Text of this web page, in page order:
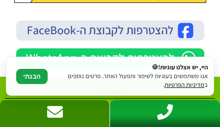
מחירון גינון
היי, יש אצלנו עוגיות!🍪
אנו משתמשים בעוגיות לשיפור ותפעול האתר. פרטים נוספים
במדיניות הפרטיות.
הבנתי